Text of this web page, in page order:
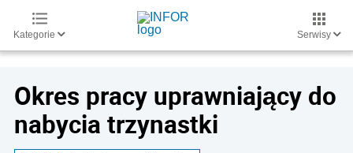
Kategorie Serwisy
Okres pracy uprawniający do
nabycia trzynastki